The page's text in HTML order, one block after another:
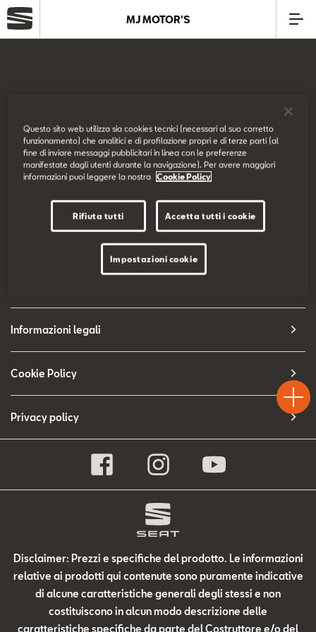
Offerte
Business
SEAT Usato Certificato
Contatti
Configuratore
MJ MOTOR'S
Prova su strada
Configuratore
Informazioni legali
Cookie Policy
Privacy policy
Disclaimer: Prezzi e specifiche del prodotto. Le informazioni
relative ai prodotti qui contenute sono puramente indicative
di alcune caratteristiche generali degli stessi e non
costituiscono in alcun modo descrizione delle
caratteristiche specifiche da parte del Costruttore e/o del
Drive
Chiama
Questo sito web utilizza sia cookies tecnici (necessari al suo corretto
funzionamento) che analitici e di profilazione propri e di terze parti (al
fine di inviare messaggi pubblicitari in linea con le preferenze
manifestate dagli utenti durante la navigazione). Per avere maggiori
informazioni puoi leggere la nostra
Cookie Policy
Rifiuta tutti Accetta tutti i cookie
Impostazioni cookie